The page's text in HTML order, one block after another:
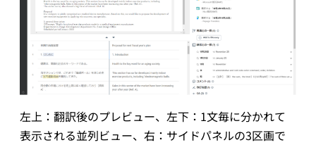
左上：翻訳後のプレビュー、左下：1文毎に分かれて
表示される並列ビュー、右：サイドパネルの3区画で